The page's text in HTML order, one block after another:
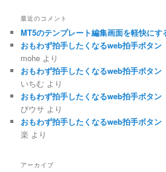
最近のコメント
MT5のテンプレート編集画面を軽快にす
おもわず拍手したくなるweb拍手ボタン
mohe より
おもわず拍手したくなるweb拍手ボタン
いちむ より
おもわず拍手したくなるweb拍手ボタン
びウサ より
おもわず拍手したくなるweb拍手ボタン
楽 より
アーカイブ